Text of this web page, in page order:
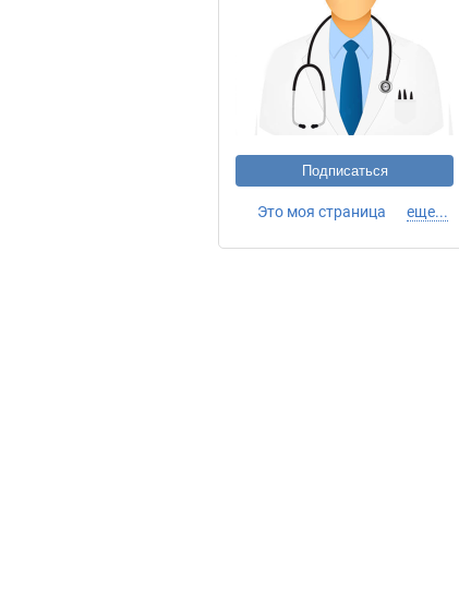
Подписаться
Это моя страница еще...